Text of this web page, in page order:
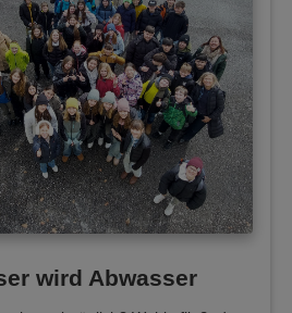
wird Abwasser